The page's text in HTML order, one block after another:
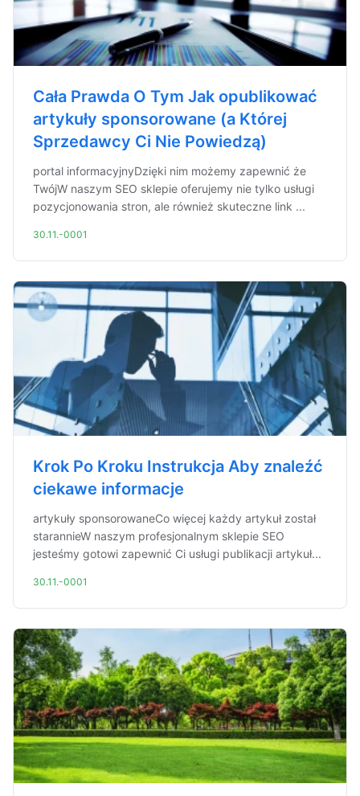
Cała Prawda O Tym Jak opublikować
artykuły sponsorowane (a Której
Sprzedawcy Ci Nie Powiedzą)
portal informacyjnyDzięki nim możemy zapewnić że
TwójW naszym SEO sklepie oferujemy nie tylko usługi
pozycjonowania stron, ale również skuteczne link ...
30.11.-0001
Krok Po Kroku Instrukcja Aby znaleźć
ciekawe informacje
artykuły sponsorowaneCo więcej każdy artykuł został
starannieW naszym profesjonalnym sklepie SEO
jesteśmy gotowi zapewnić Ci usługi publikacji artykuł...
30.11.-0001